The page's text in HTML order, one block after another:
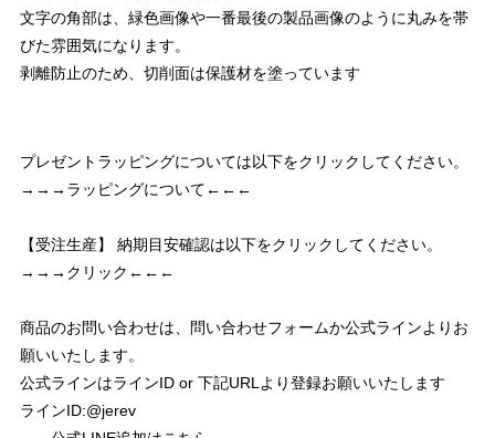
文字の角部は、緑色画像や一番最後の製品画像のように丸みを帯
びた雰囲気になります。
剥離防止のため、切削面は保護材を塗っています
プレゼントラッピングについては以下をクリックしてください。
→→→ラッピングについて←←←
【受注生産】 納期目安確認は以下をクリックしてください。
→→→クリック←←←
商品のお問い合わせは、問い合わせフォームか公式ラインよりお
願いいたします。
公式ラインはラインID or 下記URLより登録お願いいたします
ラインID:@jerev